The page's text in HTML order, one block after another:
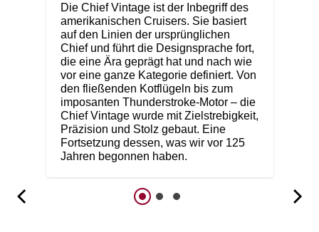
Die Chief Vintage ist der Inbegriff des
amerikanischen Cruisers. Sie basiert
auf den Linien der ursprünglichen
Chief und führt die Designsprache fort,
die eine Ära geprägt hat und nach wie
vor eine ganze Kategorie definiert. Von
den fließenden Kotflügeln bis zum
imposanten Thunderstroke-Motor – die
Chief Vintage wurde mit Zielstrebigkeit,
Präzision und Stolz gebaut. Eine
Fortsetzung dessen, was wir vor 125
Jahren begonnen haben.